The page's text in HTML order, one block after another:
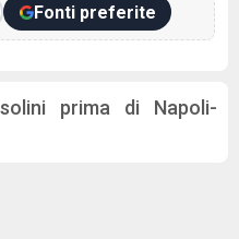
Fonti preferite
prima di Napoli-